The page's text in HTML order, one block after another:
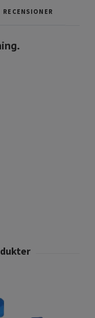
RECENSIONER